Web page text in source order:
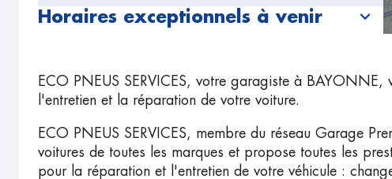
Horaires exceptionnels à venir
ECO PNEUS SERVICES, votre garagiste à BAYONNE,
l'entretien et la réparation de votre voiture.
ECO PNEUS SERVICES, membre du réseau Garage
voitures de toutes les marques et propose toutes les
pour la réparation et l'entretien de votre véhicule :